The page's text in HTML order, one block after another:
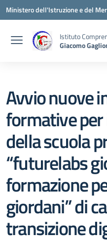
Vai ai contenuti
Vai al menu di navigazione
Vai al footer
Ministero dell'Istruzione e del
Istituto
Giacomo
Avvio nuove
formative
della scuola
“futurelabs
formazione
giordani” di
transizione